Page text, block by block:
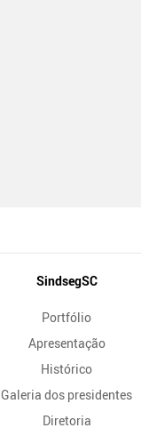
SindsegSC
Portfólio
Apresentação
Histórico
Galeria dos presidentes
Diretoria